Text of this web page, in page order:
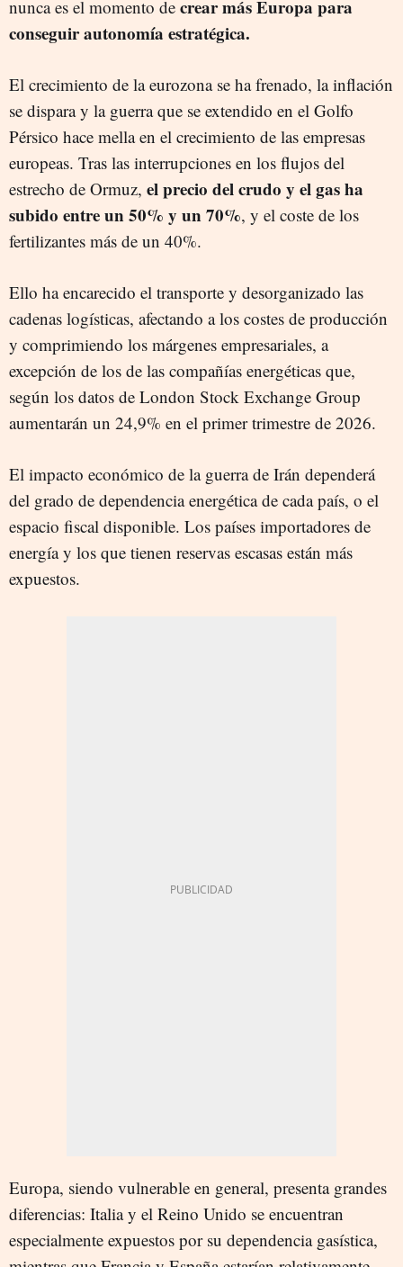
nunca es el momento de crear más Europa para
conseguir autonomía estratégica.
El crecimiento de la eurozona se ha frenado, la inflación
se dispara y la guerra que se extendido en el Golfo
Pérsico hace mella en el crecimiento de las empresas
europeas. Tras las interrupciones en los flujos del
estrecho de Ormuz, el precio del crudo y el gas ha
subido entre un 50% y un 70%, y el coste de los
fertilizantes más de un 40%.
Ello ha encarecido el transporte y desorganizado las
cadenas logísticas, afectando a los costes de producción
y comprimiendo los márgenes empresariales, a
excepción de los de las compañías energéticas que,
según los datos de London Stock Exchange Group
aumentarán un 24,9% en el primer trimestre de 2026.
El impacto económico de la guerra de Irán dependerá
del grado de dependencia energética de cada país, o el
espacio fiscal disponible. Los países importadores de
energía y los que tienen reservas escasas están más
expuestos.
Europa, siendo vulnerable en general, presenta grandes
diferencias: Italia y el Reino Unido se encuentran
especialmente expuestos por su dependencia gasística,